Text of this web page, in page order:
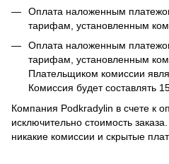
Оплата наложенным
тарифам, установленным
Оплата наложенным
тарифам, установленным
Плательщиком комиссии
Комиссия будет составлять
Компания Podkradylin в счете к
исключительно стоимость
никакие комиссии и скрытые